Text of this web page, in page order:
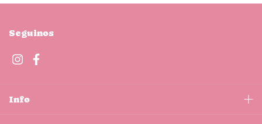
Seguinos
Info